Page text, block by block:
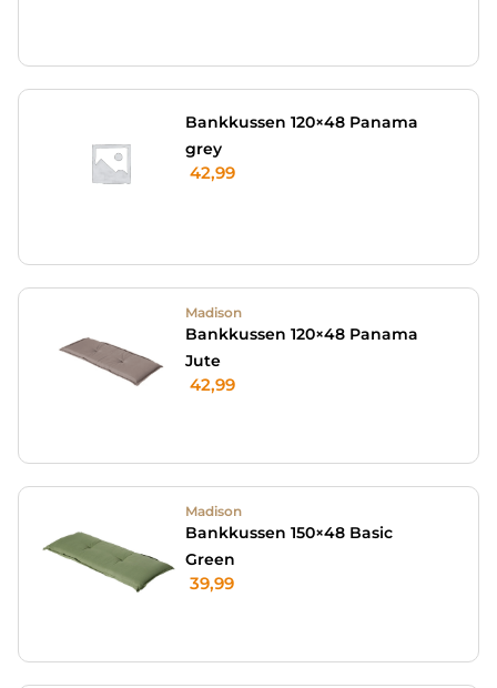
Bankkussen 120×48 Panama
grey
42,99
Madison
Bankkussen 120×48 Panama
Jute
42,99
Madison
Bankkussen 150×48 Basic
Green
39,99